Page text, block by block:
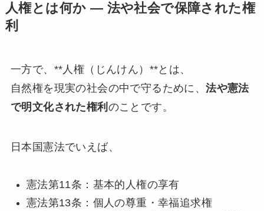
人権とは何か ― 法や社会で保障された権
利
一方で、**人権（じんけん）**とは、
自然権を現実の社会の中で守るために、法や憲法
で明文化された権利 のことです。
日本国憲法でいえば、
憲法第11条：基本的人権の享有
憲法第13条：個人の尊重・幸福追求権